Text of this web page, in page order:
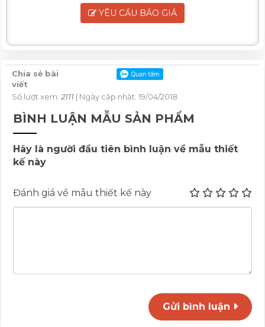
YÊU CẦU BÁO GIÁ
Chia sẻ bài
viết
Số lượt xem: 2111 | Ngày cập nhật: 19/04/2018
BÌNH LUẬN MẪU SẢN PHẨM
Hãy là người đầu tiên bình luận về mẫu thiết
kế này
Đánh giá về mẫu thiết kế này
Gửi bình luận